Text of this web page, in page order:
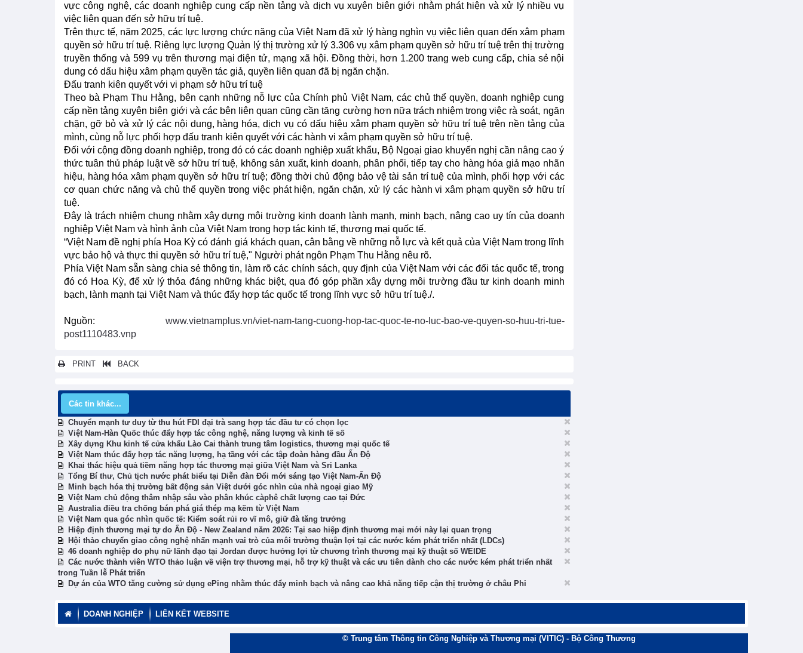
vực công nghệ, các doanh nghiệp cung cấp nền tảng và dịch vụ xuyên biên giới nhằm phát hiện và xử lý nhiều vụ
việc liên quan đến sở hữu trí tuệ.
Trên thực tế, năm 2025, các lực lượng chức năng của Việt Nam đã xử lý hàng nghìn vụ việc liên quan đến xâm phạm
quyền sở hữu trí tuệ. Riêng lực lượng Quản lý thị trường xử lý 3.306 vụ xâm phạm quyền sở hữu trí tuệ trên thị trường
truyền thống và 599 vụ trên thương mại điện tử, mạng xã hội. Đồng thời, hơn 1.200 trang web cung cấp, chia sẻ nội
dung có dấu hiệu xâm phạm quyền tác giả, quyền liên quan đã bị ngăn chặn.
Đấu tranh kiên quyết với vi phạm sở hữu trí tuệ
Theo bà Phạm Thu Hằng, bên cạnh những nỗ lực của Chính phủ Việt Nam, các chủ thể quyền, doanh nghiệp cung
cấp nền tảng xuyên biên giới và các bên liên quan cũng cần tăng cường hơn nữa trách nhiệm trong việc rà soát, ngăn
chặn, gỡ bỏ và xử lý các nội dung, hàng hóa, dịch vụ có dấu hiệu xâm phạm quyền sở hữu trí tuệ trên nền tảng của
mình, cùng nỗ lực phối hợp đấu tranh kiên quyết với các hành vi xâm phạm quyền sở hữu trí tuệ.
Đối với cộng đồng doanh nghiệp, trong đó có các doanh nghiệp xuất khẩu, Bộ Ngoại giao khuyến nghị cần nâng cao ý
thức tuân thủ pháp luật về sở hữu trí tuệ, không sản xuất, kinh doanh, phân phối, tiếp tay cho hàng hóa giả mạo nhãn
hiệu, hàng hóa xâm phạm quyền sở hữu trí tuệ; đồng thời chủ động bảo vệ tài sản trí tuệ của mình, phối hợp với các
cơ quan chức năng và chủ thể quyền trong việc phát hiện, ngăn chặn, xử lý các hành vi xâm phạm quyền sở hữu trí
tuệ.
Đây là trách nhiệm chung nhằm xây dựng môi trường kinh doanh lành mạnh, minh bạch, nâng cao uy tín của doanh
nghiệp Việt Nam và hình ảnh của Việt Nam trong hợp tác kinh tế, thương mại quốc tế.
“Việt Nam đề nghị phía Hoa Kỳ có đánh giá khách quan, cân bằng về những nỗ lực và kết quả của Việt Nam trong lĩnh
vực bảo hộ và thực thi quyền sở hữu trí tuệ," Người phát ngôn Phạm Thu Hằng nêu rõ.
Phía Việt Nam sẵn sàng chia sẻ thông tin, làm rõ các chính sách, quy định của Việt Nam với các đối tác quốc tế, trong
đó có Hoa Kỳ, để xử lý thỏa đáng những khác biệt, qua đó góp phần xây dựng môi trường đầu tư kinh doanh minh
bạch, lành mạnh tại Việt Nam và thúc đẩy hợp tác quốc tế trong lĩnh vực sở hữu trí tuệ./.
Nguồn: www.vietnamplus.vn/viet-nam-tang-cuong-hop-tac-quoc-te-no-luc-bao-ve-quyen-so-huu-tri-tue-
post1110483.vnp
PRINT BACK
Các tin khác...
Chuyển mạnh tư duy từ thu hút FDI đại trà sang hợp tác đầu tư có chọn lọc
Việt Nam-Hàn Quốc thúc đẩy hợp tác công nghệ, năng lượng và kinh tế số
Xây dựng Khu kinh tế cửa khẩu Lào Cai thành trung tâm logistics, thương mại quốc tế
Việt Nam thúc đẩy hợp tác năng lượng, hạ tầng với các tập đoàn hàng đầu Ấn Độ
Khai thác hiệu quả tiềm năng hợp tác thương mại giữa Việt Nam và Sri Lanka
Tổng Bí thư, Chủ tịch nước phát biểu tại Diễn đàn Đổi mới sáng tạo Việt Nam-Ấn Độ
Minh bạch hóa thị trường bất động sản Việt dưới góc nhìn của nhà ngoại giao Mỹ
Việt Nam chủ động thâm nhập sâu vào phân khúc càphê chất lượng cao tại Đức
Australia điều tra chống bán phá giá thép mạ kẽm từ Việt Nam
Việt Nam qua góc nhìn quốc tế: Kiểm soát rủi ro vĩ mô, giữ đà tăng trưởng
Hiệp định thương mại tự do Ấn Độ - New Zealand năm 2026: Tại sao hiệp định thương mại mới này lại quan trọng
Hội thảo chuyển giao công nghệ nhấn mạnh vai trò của môi trường thuận lợi tại các nước kém phát triển nhất (LDCs)
46 doanh nghiệp do phụ nữ lãnh đạo tại Jordan được hưởng lợi từ chương trình thương mại kỹ thuật số WEIDE
Các nước thành viên WTO thảo luận về viện trợ thương mại, hỗ trợ kỹ thuật và các ưu tiên dành cho các nước kém phát triển nhất
trong Tuần lễ Phát triển
Dự án của WTO tăng cường sử dụng ePing nhằm thúc đẩy minh bạch và nâng cao khả năng tiếp cận thị trường ở châu Phi
DOANH NGHIỆP LIÊN KẾT WEBSITE
© Trung tâm Thông tin Công Nghiệp và Thương mại (VITIC) - Bộ Công Thương